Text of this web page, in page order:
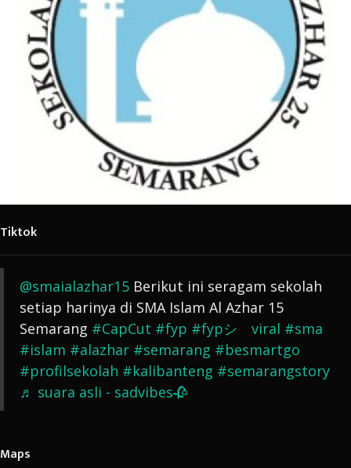
Tiktok
@smaialazhar15 Berikut ini seragam sekolah
setiap harinya di SMA Islam Al Azhar 15
Semarang #CapCut #fyp #fypシ゚viral #sma
#islam #alazhar #semarang #besmartgo
#profilsekolah #kalibanteng #semarangstory
♬ suara asli - sadvibes🥀
Maps